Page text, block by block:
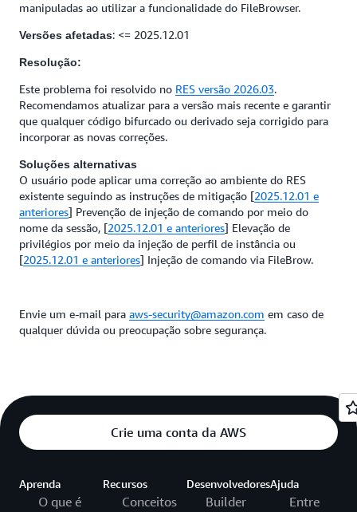
manipuladas ao utilizar a funcionalidade do FileBrowser.
Versões afetadas: <= 2025.12.01
Resolução:
Este problema foi resolvido no RES versão 2026.03.
Recomendamos atualizar para a versão mais recente e garantir
que qualquer código bifurcado ou derivado seja corrigido para
incorporar as novas correções.
Soluções alternativas
O usuário pode aplicar uma correção ao ambiente do RES
existente seguindo as instruções de mitigação [2025.12.01 e
anteriores] Prevenção de injeção de comando por meio do
nome da sessão, [2025.12.01 e anteriores] Elevação de
privilégios por meio da injeção de perfil de instância ou
[2025.12.01 e anteriores] Injeção de comando via FileBrow.
Envie um e-mail para aws-security@amazon.com em caso de
qualquer dúvida ou preocupação sobre segurança.
Crie uma conta da AWS
Aprenda
O que é
Recursos
Conceitos
Desenvolvedores
Builder
Ajuda
Entre